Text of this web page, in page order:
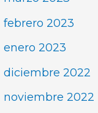
febrero 2023
enero 2023
diciembre 2022
noviembre 2022